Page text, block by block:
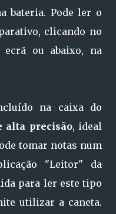
bateria. Pode ler o
clicando no
ou abaixo, na
na caixa do
alta precisão, ideal
tomar notas num
"Leitor" da
para ler este tipo
utilizar a caneta.